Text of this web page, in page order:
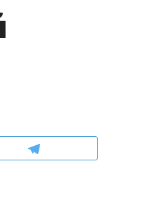
рынки, почему надо